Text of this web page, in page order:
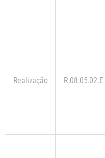
Realização R.08.05.02.E